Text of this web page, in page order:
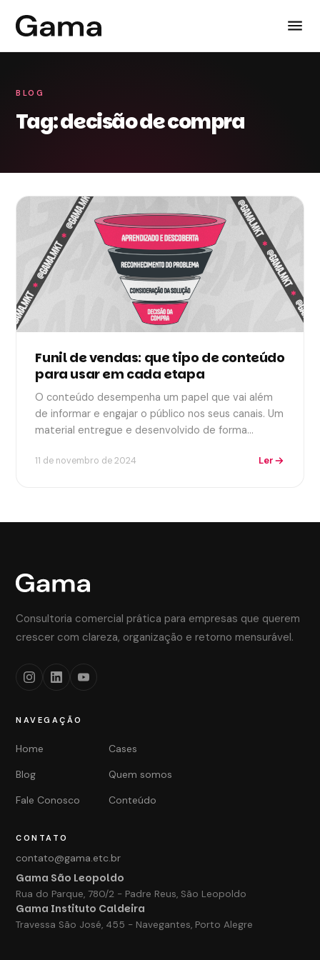
BLOG
Tag: decisão de compra
Funil de vendas: que tipo de conteúdo
para usar em cada etapa
O conteúdo desempenha um papel que vai além
de informar e engajar o público nos seus canais. Um
material entregue e desenvolvido de forma…
11 de novembro de 2024 Ler
Consultoria comercial prática para empresas que querem
crescer com clareza, organização e retorno mensurável.
NAVEGAÇÃO
Home
Cases
Blog
Quem somos
Fale Conosco
Conteúdo
CONTATO
contato@gama.etc.br
Gama São Leopoldo
Rua do Parque, 780/2 - Padre Reus, São Leopoldo
Gama Instituto Caldeira
Travessa São José, 455 - Navegantes, Porto Alegre